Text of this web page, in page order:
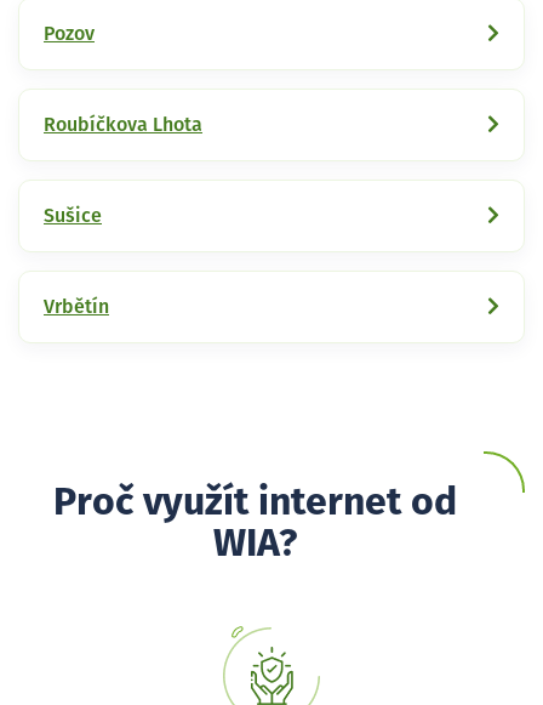
Pozov
Roubíčkova Lhota
Sušice
Vrbětín
Proč využít internet od
WIA?